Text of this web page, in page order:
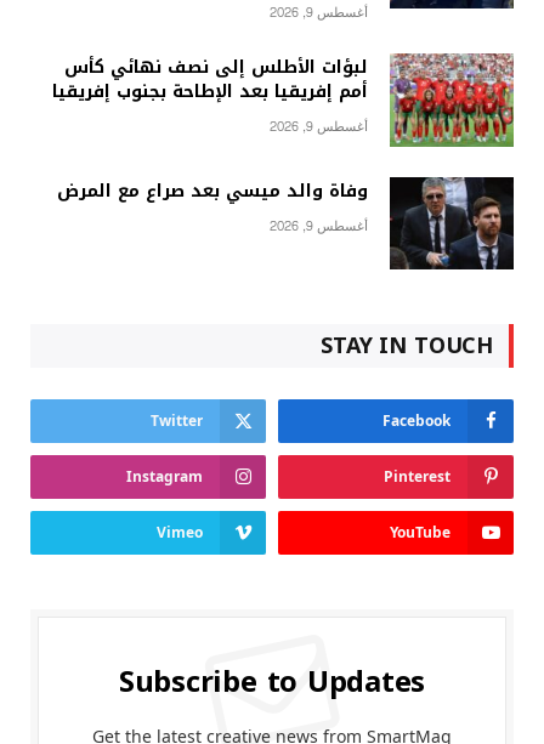
أغسطس 9, 2026
لبؤات الأطلس إلى نصف نهائي كأس
أمم إفريقيا بعد الإطاحة بجنوب إفريقيا
أغسطس 9, 2026
وفاة والد ميسي بعد صراع مع المرض
أغسطس 9, 2026
STAY IN TOUCH
Facebook
Twitter
Pinterest
Instagram
YouTube
Vimeo
Subscribe to Updates
Get the latest creative news from SmartMag